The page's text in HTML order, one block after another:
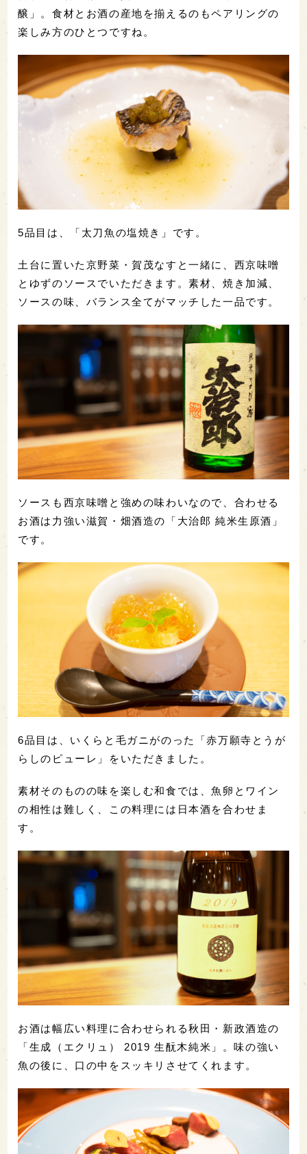
醸」。食材とお酒の産地を揃えるのもペアリングの
楽しみ方のひとつですね。
5品目は、「太刀魚の塩焼き」です。
土台に置いた京野菜・賀茂なすと一緒に、西京味噌
とゆずのソースでいただきます。素材、焼き加減、
ソースの味、バランス全てがマッチした一品です。
ソースも西京味噌と強めの味わいなので、合わせる
お酒は力強い滋賀・畑酒造の「大治郎 純米生原酒」
です。
6品目は、いくらと毛ガニがのった「赤万願寺とうが
らしのピューレ」をいただきました。
素材そのものの味を楽しむ和食では、魚卵とワイン
の相性は難しく、この料理には日本酒を合わせま
す。
お酒は幅広い料理に合わせられる秋田・新政酒造の
「生成（エクリュ） 2019 生酛木純米」。味の強い
魚の後に、口の中をスッキリさせてくれます。